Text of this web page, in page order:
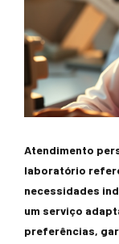
Atendimento
laboratório
necessidades
um serviço
preferências,